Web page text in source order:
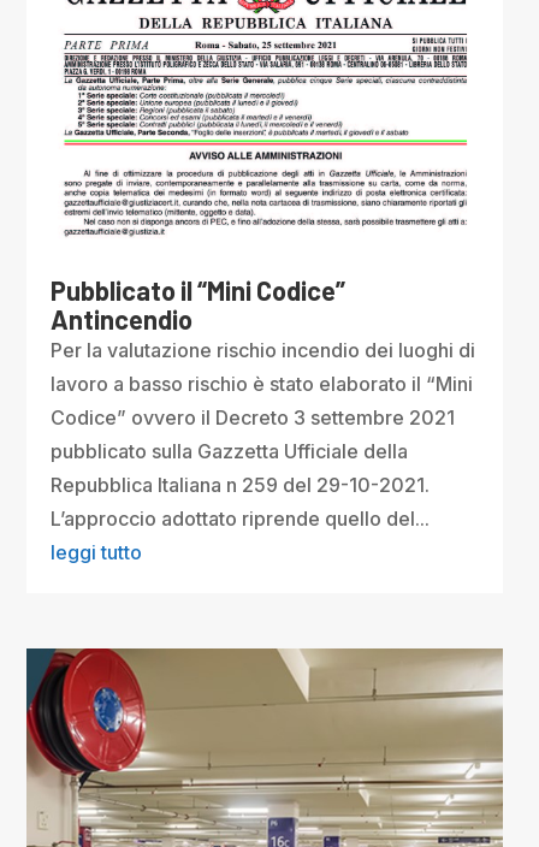
Pubblicato il “Mini Codice”
Antincendio
Per la valutazione rischio incendio dei luoghi di
lavoro a basso rischio è stato elaborato il “Mini
Codice” ovvero il Decreto 3 settembre 2021
pubblicato sulla Gazzetta Ufficiale della
Repubblica Italiana n 259 del 29-10-2021.
L’approccio adottato riprende quello del...
leggi tutto